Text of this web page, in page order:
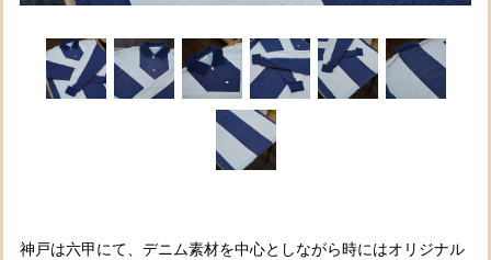
神戸は六甲にて、デニム素材を中心としながら時にはオリジナル